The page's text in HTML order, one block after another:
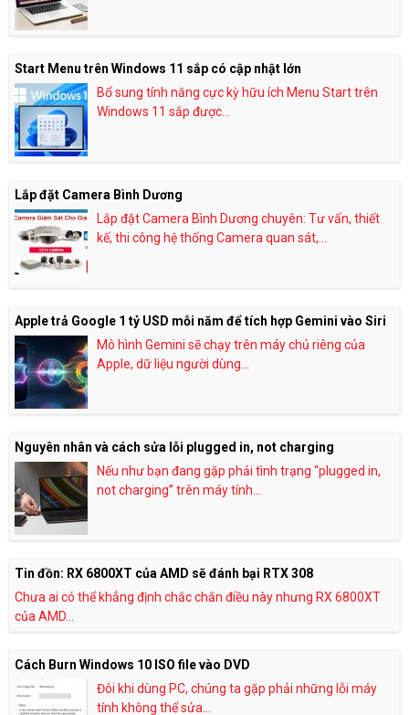
Start Menu trên Windows 11 sắp có cập nhật lớn
Bổ sung tính năng cực kỳ hữu ích Menu Start trên
Windows 11 sắp được...
Lắp đặt Camera Bình Dương
Lắp đặt Camera Bình Dương chuyên: Tư vấn, thiết
kế, thi công hệ thống Camera quan sát,...
Apple trả Google 1 tỷ USD mỗi năm để tích hợp Gemini vào Siri
Mô hình Gemini sẽ chạy trên máy chủ riêng của
Apple, dữ liệu người dùng...
Nguyên nhân và cách sửa lỗi plugged in, not charging
Nếu như bạn đang gặp phải tình trạng “plugged in,
not charging” trên máy tính...
Tin đồn: RX 6800XT của AMD sẽ đánh bại RTX 308
Chưa ai có thể khẳng định chắc chắn điều này nhưng RX 6800XT
của AMD...
Cách Burn Windows 10 ISO file vào DVD
Đôi khi dùng PC, chúng ta gặp phải những lỗi máy
tính không thể sửa...